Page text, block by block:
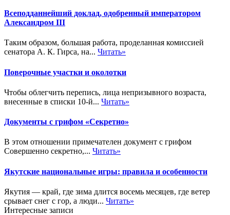
Всеподданнейший доклад, одобренный императором
Александром III
Таким образом, большая работа, проделанная комиссией
сенатора А. К. Гирса, на... Читать»
Поверочные участки и околотки
Чтобы облегчить перепись, лица непризывного возраста,
внесенные в списки 10-й... Читать»
Документы с грифом «Секретно»
В этом отношении примечателен документ с грифом
Совершенно секретно,... Читать»
Якутские национальные игры: правила и особенности
Якутия — край, где зима длится восемь месяцев, где ветер
срывает снег с гор, а люди... Читать»
Интересные записи